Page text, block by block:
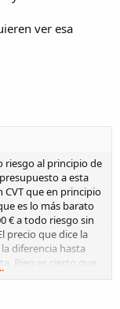
ver esa
riesgo al principio de
a esta
que en principio
es lo más barato
€ a todo riesgo sin
precio que dice la
diferencia hasta
Bien es cierto que
extras del segundo.
para los